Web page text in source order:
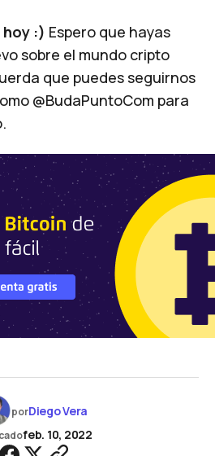
:) Espero que hayas
sobre el mundo cripto
que puedes seguirnos
@BudaPuntoCom para
porDiego Vera
feb. 10, 2022